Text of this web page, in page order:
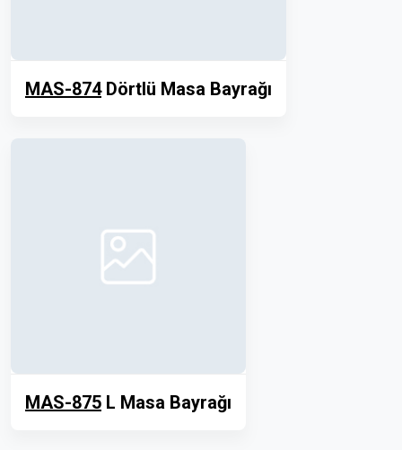
MAS-874Dörtlü Masa Bayrağı
MAS-875 L Masa Bayrağı